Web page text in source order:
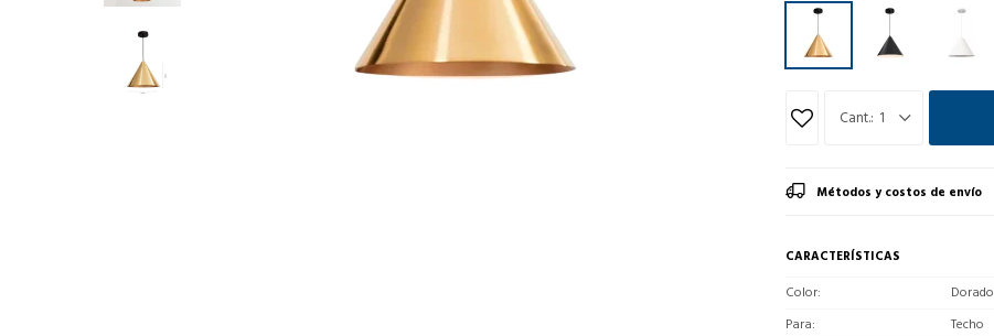
1
Métodos y costos de envío
CARACTERÍSTICAS
Color
Dorado
Para
Techo